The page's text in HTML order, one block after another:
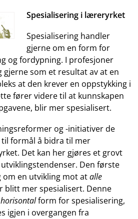
Spesialisering i læreryrket
Spesialisering handler
gjerne om en form for
og fordypning. I profesjoner
gjerne som et resultat av at en
at den krever en oppstykking i
fører videre til at kunnskapen
blir mer spesialisert.
og -initiativer de
formål å bidra til mer
Det kan her gjøres et grovt
Den første
om en utvikling mot atalle
blitt mer spesialisert. Denne
horisontalform for spesialisering,
igjen i overgangen fra